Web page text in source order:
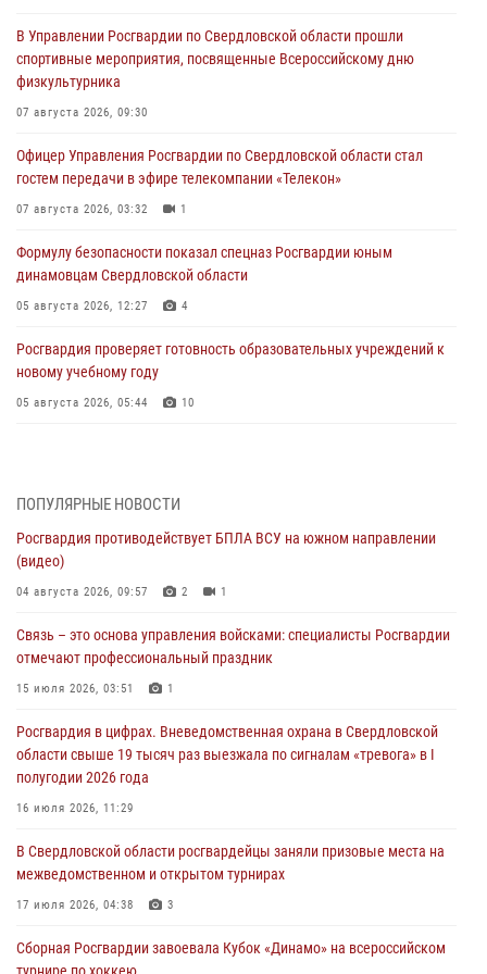
В Управлении Росгвардии по Свердловской области прошли
спортивные мероприятия, посвященные Всероссийскому дню
физкультурника
07 августа 2026, 09:30
Офицер Управления Росгвардии по Свердловской области стал
гостем передачи в эфире телекомпании «Телекон»
07 августа 2026, 03:32 1
Формулу безопасности показал спецназ Росгвардии юным
динамовцам Свердловской области
05 августа 2026, 12:27 4
Росгвардия проверяет готовность образовательных учреждений к
новому учебному году
05 августа 2026, 05:44 10
04 августа 2026, 09:57 2
Росгвардия приняла участие в обеспечении безопасности Дня
города в Екатеринбурге
03 августа 2026, 07:43 3
Росгвардия приняла участие в межведомственном
антитеррористическом учении в Свердловской области
31 июля 2026, 12:27 1
Росгвардия обеспечивает безопасность граждан на южном
направлении
31 июля 2026, 06:56
рассказал об итогах работы подразделения в эфире телекомпании
«Телекон»
30 июля 2026, 11:33 1
ПОПУЛЯРНЫЕ НОВОСТИ
Росгвардия противодействует БПЛА ВСУ на южном направлении
(видео)
04 августа 2026, 09:57 2 1
Связь – это основа управления войсками: специалисты Росгвардии
отмечают профессиональный праздник
15 июля 2026, 03:51 1
Росгвардия в цифрах. Вневедомственная охрана в Свердловской
области свыше 19 тысяч раз выезжала по сигналам «тревога» в I
полугодии 2026 года
16 июля 2026, 11:29
В Свердловской области росгвардейцы заняли призовые места на
межведомственном и открытом турнирах
17 июля 2026, 04:38 3
Сборная Росгвардии завоевала Кубок «Динамо» на всероссийском
турнире по хоккею